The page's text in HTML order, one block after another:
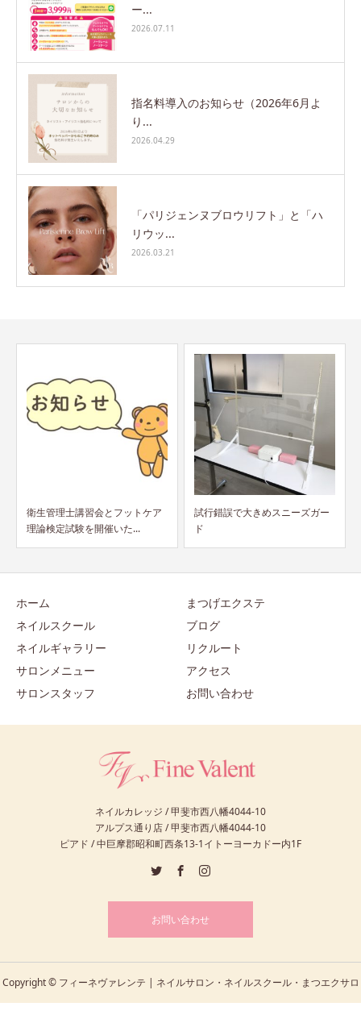
ー...
2026.07.11
指名料導入のお知らせ（2026年6月よ
り...
2026.04.29
「パリジェンヌブロウリフト」と「ハ
リウッ...
2026.03.21
試行錯誤で大きめスニーズガー
ド
フェニックスアイ カールアップ
コーティング】入荷致...
ホーム
ネイルスクール
ネイルギャラリー
サロンメニュー
サロンスタッフ
まつげエクステ
ブログ
リクルート
アクセス
お問い合わせ
ネイルカレッジ / 甲斐市西八幡4044-10
アルプス通り店 / 甲斐市西八幡4044-10
ピアド / 中巨摩郡昭和町西条13-1イトーヨーカドー内1F
お問い合わせ
Copyright © フィーネヴァレンテ | ネイルサロン・ネイルスクール・まつエクサロ